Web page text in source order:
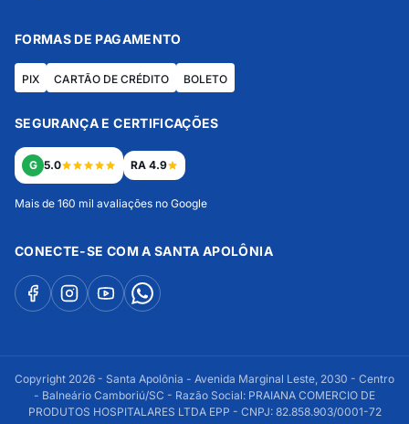
FORMAS DE PAGAMENTO
PIX CARTÃO DE CRÉDITO BOLETO
SEGURANÇA E CERTIFICAÇÕES
G 5.0 RA 4.9
Mais de 160 mil avaliações no Google
CONECTE-SE COM A SANTA APOLÔNIA
Copyright 2026 - Santa Apolônia - Avenida Marginal Leste, 2030 - Centro
- Balneário Camboriú/SC - Razão Social: PRAIANA COMERCIO DE
PRODUTOS HOSPITALARES LTDA EPP - CNPJ: 82.858.903/0001-72